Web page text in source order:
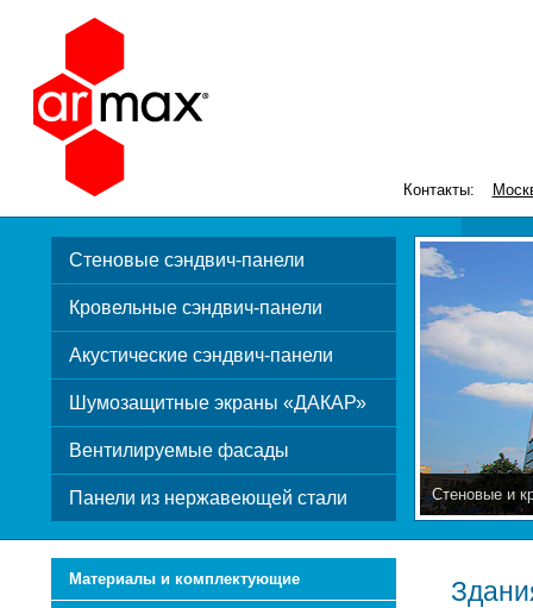
Контакты:
Стеновые сэндвич-панели
Кровельные сэндвич-панели
Акустические сэндвич-панели
Шумозащитные экраны «ДАКАР»
Вентилируемые фасады
Панели из нержавеющей стали Стеновые и
Материалы и комплектующие